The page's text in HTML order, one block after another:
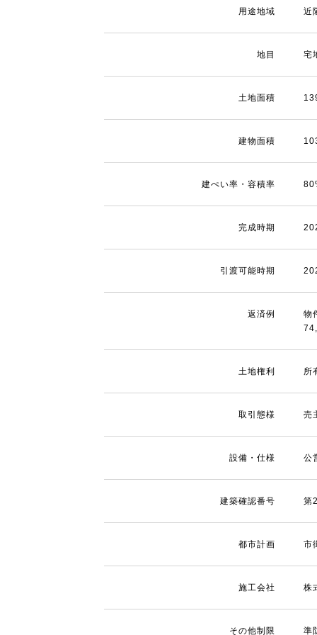
用途地域 近
地目 宅
土地面積
建物面積
建ぺい率・容積率
完成時期
引渡可能時期
返済例
物
土地権利 所
取引態様 売
設備・仕様 公
建築確認番号 第
都市計画 市
施工会社 株
その他制限 準